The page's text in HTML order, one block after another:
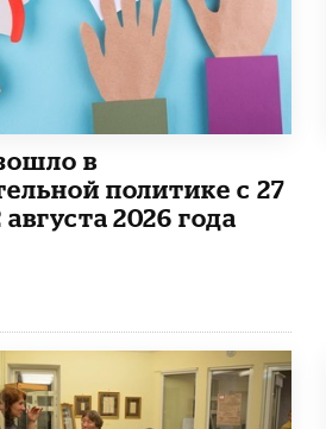
в
политике с 27
2026 года